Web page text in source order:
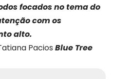
focados no tema do
com os
alto.
Pacios Blue Tree